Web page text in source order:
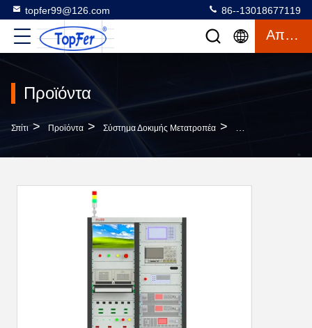
topfer99@126.com 86--13018677119
Απόσπασμα
Προϊόντα
Σπίτι > Προϊόντα > Σύστημα Δοκιμής Μετατροπέα > ODM